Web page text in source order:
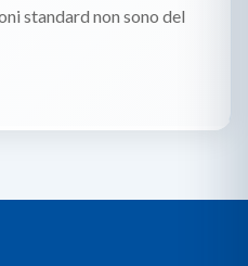
standard non sono del